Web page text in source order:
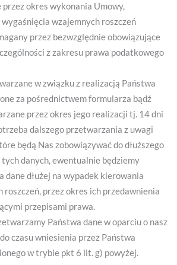
okres wykonania Umowy,
wzajemnych roszczeń
przez bezwzględnie obowiązujące
z zakresu prawa podatkowego
w związku z realizacją Państwa
za pośrednictwem formularza bądź
przez okres jego realizacji tj. 14 dni
dalszego przetwarzania z uwagi
będą Nas zobowiązywać do dłuższego
danych, ewentualnie będziemy
dane dłużej na wypadek kierowania
roszczeń, przez okres ich przedawnienia
przepisami prawa.
Państwa dane w oparciu o nasz
czasu wniesienia przez Państwa
w trybie pkt 6 lit. g) powyżej.